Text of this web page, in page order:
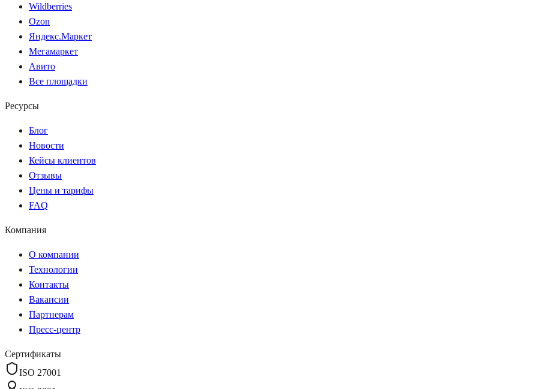
Wildberries
Ozon
Яндекс.Маркет
Мегамаркет
Авито
Все площадки
Ресурсы
Блог
Новости
Кейсы клиентов
Отзывы
Цены и тарифы
FAQ
Компания
О компании
Технологии
Контакты
Вакансии
Партнерам
Пресс-центр
Сертификаты
ISO 27001